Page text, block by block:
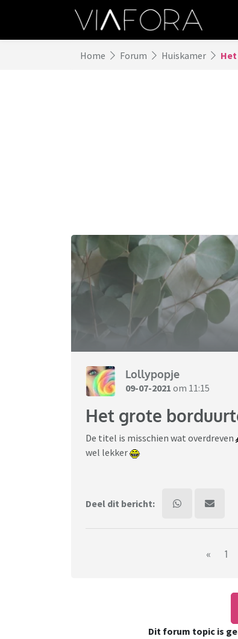
Home Forum Huiskamer
Lollypopje
09-07-2021 om 11:15
Het grote
De titel is misschien wat overdreven
wel lekker
Wie borduurt er ook? Welke stijl of
je huidige project?
Borduren, hoe doe je dat eigenlijk?
https://irisborduurt.nl/info/
https://youtube.com/c/SonovaStitch
Deel dit bericht:
« 1
Dit forum topic is